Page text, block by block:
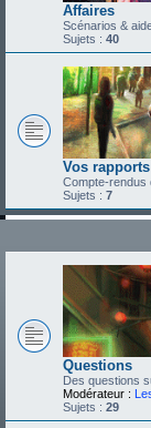
Affaires
Scénarios &
Sujets : 40
Vos
Compte-rendus
Sujets : 7
Questions
Des questions
Modérateur :
Sujets : 29